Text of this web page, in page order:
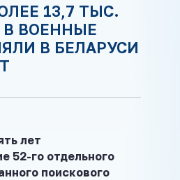
13,7 ТЫС.
ВОЕННЫЕ
В БЕЛАРУСИ
лет
52-го отдельного
поискового